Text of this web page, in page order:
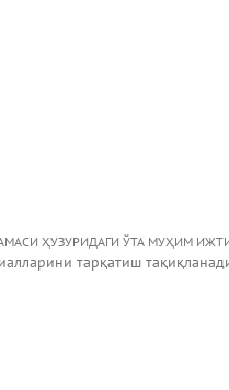
ҲУЗУРИДАГИ ЎТА МУҲИМ
тарқатиш